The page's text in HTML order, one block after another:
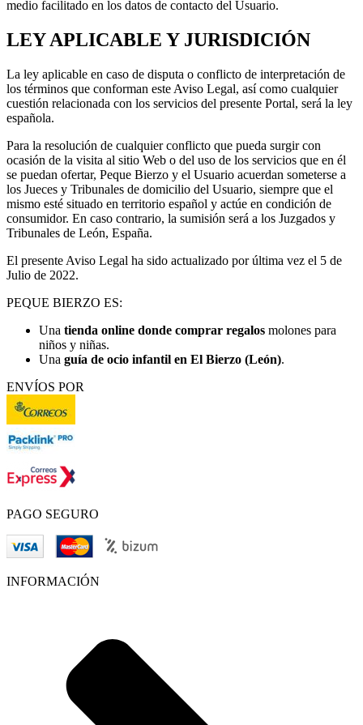
medio facilitado en los datos de contacto del Usuario.
LEY APLICABLE Y JURISDICIÓN
La ley aplicable en caso de disputa o conflicto de interpretación de
los términos que conforman este Aviso Legal, así como cualquier
cuestión relacionada con los servicios del presente Portal, será la ley
española.
Para la resolución de cualquier conflicto que pueda surgir con
ocasión de la visita al sitio Web o del uso de los servicios que en él
se puedan ofertar, Peque Bierzo y el Usuario acuerdan someterse a
los Jueces y Tribunales de domicilio del Usuario, siempre que el
mismo esté situado en territorio español y actúe en condición de
consumidor. En caso contrario, la sumisión será a los Juzgados y
Tribunales de León, España.
El presente Aviso Legal ha sido actualizado por última vez el 5 de
Julio de 2022.
PEQUE BIERZO ES:
Una tienda online donde comprar regalos molones para
niños y niñas.
Una guía de ocio infantil en El Bierzo (León).
ENVÍOS POR
PAGO SEGURO
INFORMACIÓN